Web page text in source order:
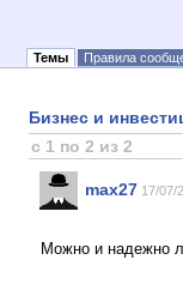
Темы Правила
Бизнес и
с 1 по 2 из 2
max27 17/07/
Можно и надежно